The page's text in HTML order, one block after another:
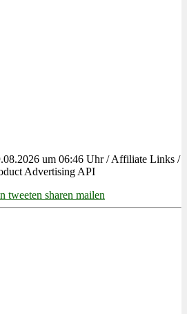
um 06:46 Uhr / Affiliate Links /
Advertising API
tweeten sharen mailen